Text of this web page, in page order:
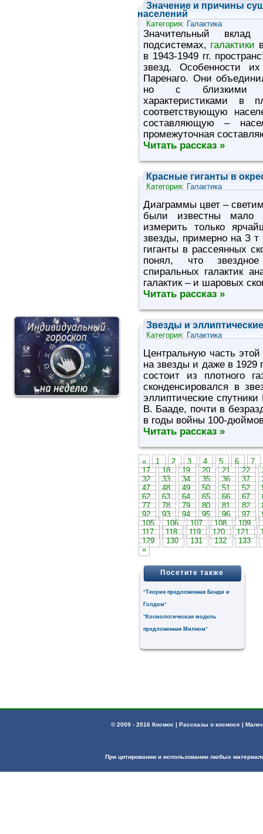
Значение и причины
населений
Категория: Галактика
Значительный
подсистемах, галактики
в 1943-1949 гг.
звезд. Особенности
Паренаго. Они
но с близкими
характеристиками в
соответствующую
составляющую –
промежуточная
Читать рассказ »
Красные гиганты в
Категория: Галактика
Диаграммы цвет –
были известны мало
измерить только
звезды, примерно на З т
гиганты в рассеянных
понял, что
спиральных галактик
галактик – и шаровых
Читать рассказ »
Звезды и
Категория: Галактика
Центральную часть
на звезды и даже в 1929
состоит из плотного
сконденсировался в
эллиптические
В. Бааде, почти в
в годы войны 100-
Читать рассказ »
« 1 2 3 4 5 6
7
17
18 19 20 21 22
32
33 34 35 36 37
47
48 49 50 51 52
62
63 64 65 66 67
77
78 79 80 81 82
92
93 94 95 96 97
105
106 107 108 109
117
118 119 120 121
129
130 131 132 133
»
Посетите также
"Теория предложенная Бонди и
Голдом"
"Космологическая модель
предложенная Милном"
© 2009 - 2016 Космос | Рассказы о космосе |
При цитировании и использовании любых